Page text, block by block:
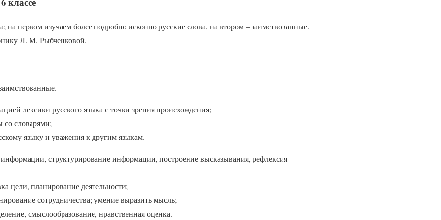
на первом изучаем более подробно исконно русские слова, на втором – заимствованные.
Л. М. Рыбченковой.
лексики русского языка с точки зрения происхождения;
со словарями;
языку и уважения к другим языкам.
структурирование информации, построение высказывания, рефлексия
цели, планирование деятельности;
сотрудничества; умение выразить мысль;
смыслообразование, нравственная оценка.